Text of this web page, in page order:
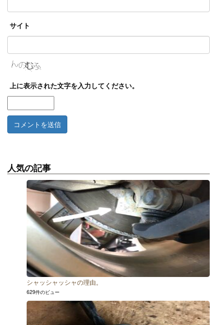
サイト
上に表示された文字を入力してください。
人気の記事
シャッシャッシャの理由。
629件のビュー